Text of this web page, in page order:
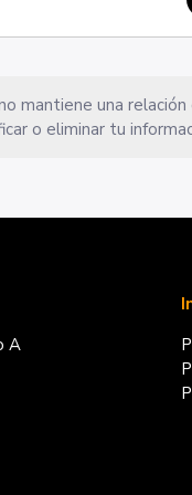
mantiene una
o eliminar tu
A